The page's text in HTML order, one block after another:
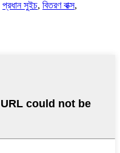
প্রধান সুইচ, বিতরণ বাক্স,